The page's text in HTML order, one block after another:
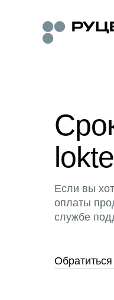
Если вы
оплаты
службе